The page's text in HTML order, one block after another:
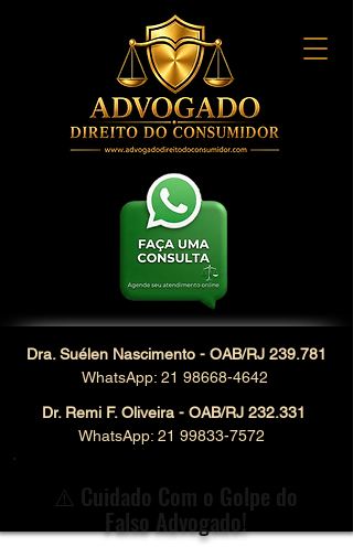
Dra. Suélen Nascimento - OAB/RJ 239.781
WhatsApp: 21 98668-4642
Dr. Remi F. Oliveira - OAB/RJ 232.331
WhatsApp: 21 99833-7572
⚠️ Cuidado Com o Golpe do
Falso Advogado!